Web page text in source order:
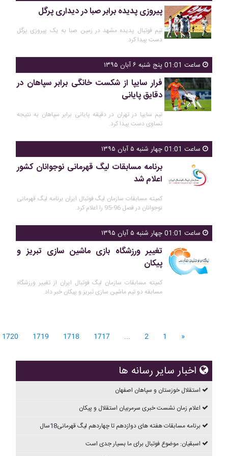
پیروزی پدیده برابر صبا در دیداری پرگل
تیم فوتبال پدیده مشهد در زمین صبا به یک پیروزی پرگل
دست پیدا کرد.
ساعت 01:01 پنج شنبه ۶ آبان ۱۳۹۵
فرار سایپا از شکست خانگی برابر سپاهان در
دقایق پایانی
تیم سایپا در تهران در دقیقه پایانی برابر سپاهان به نتیجه
تساوی دست پیدا کرد.
ساعت 01:01 چهار شنبه ۵ آبان ۱۳۹۵
برنامه مسابقات لیگ قهرمانی نوجوانان کشور
اعلام شد
کمیته مسابقات سازمان لیگ فوتبال ایران برنامه لیگ قهرمانی
نوجوانان در فصل 96-95 را اعلام کرد.
ساعت 01:01 چهار شنبه ۵ آبان ۱۳۹۵
تغییر ورزشگاه بازی ماشین سازی تبریز و
پیکان
کمیته مسابقات سازمان لیگ فوتبال ایران از تغییر ورزشگاه
مسابقه دو تیم ماشین سازی تبریز و پیکان خبر داد.
«
1
2
...
1717
1718
1719
1720
اخبار سایر رسانه ها
استقلال خوزستان و سپاهان اصفهان
اعلام زمان نشست خبری سرمربیان استقلال و پیکان
برنامه مسابقات هفته های دوازدهم تا چهاردهم ليگ قهرمانی18سال
اسبقیان: موضوع فوتبال برای ما بسیار جدی است